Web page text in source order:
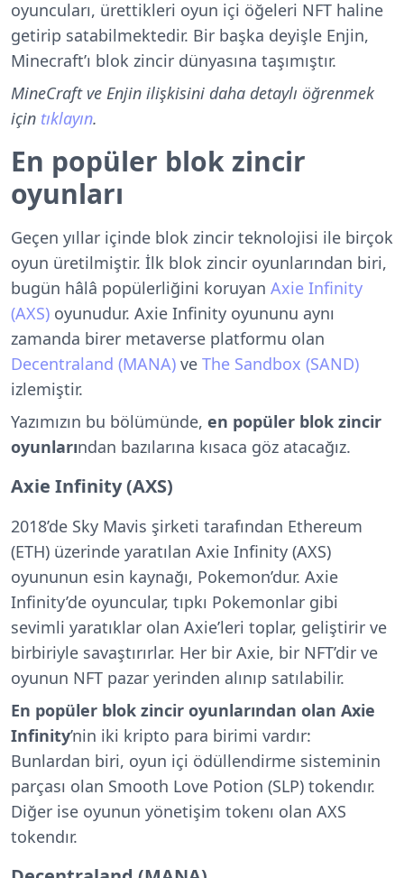
oyuncuları, ürettikleri oyun içi öğeleri NFT haline
getirip satabilmektedir. Bir başka deyişle Enjin,
Minecraft’ı blok zincir dünyasına taşımıştır.
MineCraft ve Enjin ilişkisini daha detaylı öğrenmek
için tıklayın.
En popüler blok zincir
oyunları
Geçen yıllar içinde blok zincir teknolojisi ile birçok
oyun üretilmiştir. İlk blok zincir oyunlarından biri,
bugün hâlâ popülerliğini koruyan Axie Infinity
(AXS) oyunudur. Axie Infinity oyununu aynı
zamanda birer metaverse platformu olan
Decentraland (MANA) ve The Sandbox (SAND)
izlemiştir.
Yazımızın bu bölümünde, en popüler blok zincir
oyunlarından bazılarına kısaca göz atacağız.
Axie Infinity (AXS)
2018’de Sky Mavis şirketi tarafından Ethereum
(ETH) üzerinde yaratılan Axie Infinity (AXS)
oyununun esin kaynağı, Pokemon’dur. Axie
Infinity’de oyuncular, tıpkı Pokemonlar gibi
sevimli yaratıklar olan Axie’leri toplar, geliştirir ve
birbiriyle savaştırırlar. Her bir Axie, bir NFT’dir ve
oyunun NFT pazar yerinden alınıp satılabilir.
En popüler blok zincir oyunlarından olan Axie
Infinity’nin iki kripto para birimi vardır:
Bunlardan biri, oyun içi ödüllendirme sisteminin
parçası olan Smooth Love Potion (SLP) tokendır.
Diğer ise oyunun yönetişim tokenı olan AXS
tokendır.